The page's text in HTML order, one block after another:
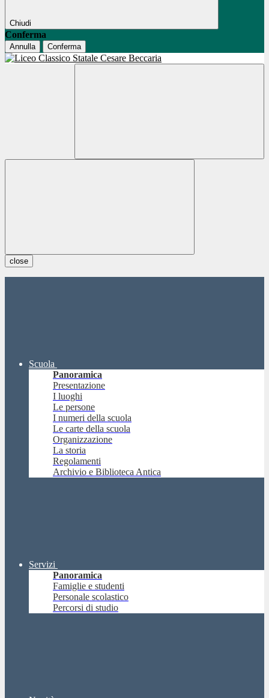
Chiudi
Conferma
Annulla Conferma
close
Scuola
Panoramica
Presentazione
I luoghi
Le persone
I numeri della scuola
Le carte della scuola
Organizzazione
La storia
Regolamenti
Archivio e Biblioteca Antica
Servizi
Panoramica
Famiglie e studenti
Personale scolastico
Percorsi di studio